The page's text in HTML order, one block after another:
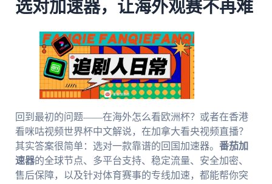
选对加速器，让海外观赛不再难
回到最初的问题——在海外怎么看欧洲杯？或者在香港
看咪咕视频世界杯中文解说，在加拿大看央视频直播？
其实答案很简单：选对一款靠谱的回国加速器。 番茄加
速器的全球节点、多平台支持、稳定流量、安全加密、
售后保障，以及针对体育赛事的专线加速，都能帮你突